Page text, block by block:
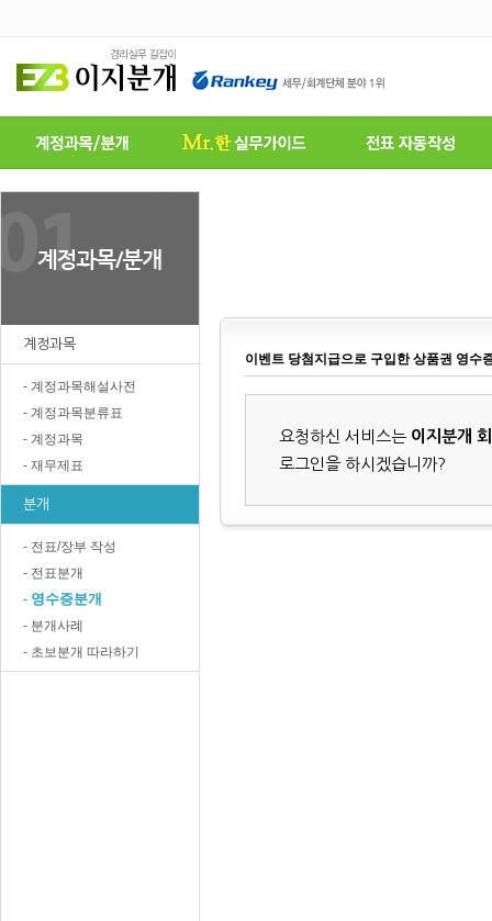
계정과목
- 계정과목해설사전
- 계정과목분류표
- 계정과목
- 재무제표
분개
- 전표/장부 작성
- 전표분개
- 영수증분개
- 분개사례
- 초보분개 따라하기
이벤트 당첨지급으로 구입한 상품권 영수
요청하신 서비스는 이지분개
로그인을 하시겠습니까?